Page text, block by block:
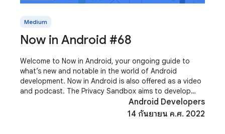
Medium
Now in Android #68
Welcome to Now in Android, your ongoing guide to
what’s new and notable in the world of Android
development. Now in Android is also offered as a video
and podcast. The Privacy Sandbox aims to develop
new technologies that improve user privacy and
Android Developers
14 กันยายน ค.ศ. 2022